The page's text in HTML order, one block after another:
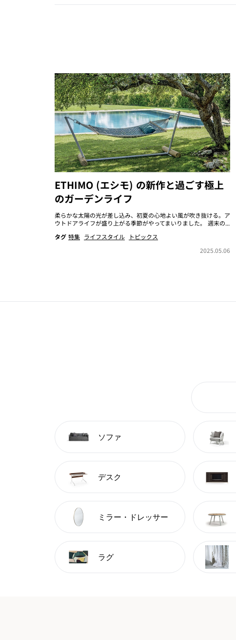
ETHIMO (エシモ) の新作と過ごす極上
のガーデンライフ
柔らかな太陽の光が差し込み、初夏の心地よい風が吹き抜ける。ア
ウトドアライフが盛り上がる季節がやってまいりました。 週末の...
タグ 特集 ライフスタイル
トピックス
2025.05.06
ソファ
デスク
ミラー・ドレッサー
ラグ